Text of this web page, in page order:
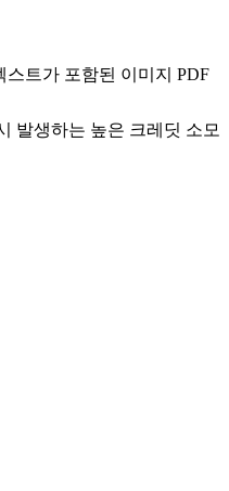
트가 포함된 이미지 PDF
발생하는 높은 크레딧 소모